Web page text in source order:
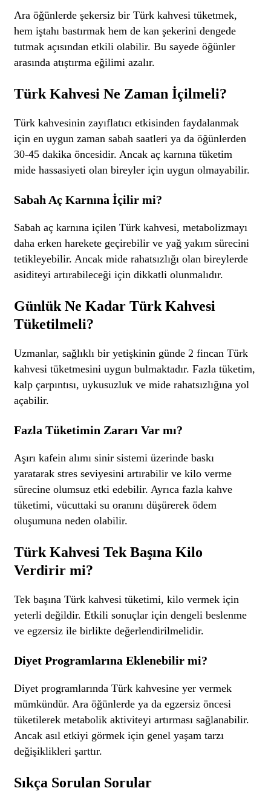
Ara öğünlerde şekersiz bir Türk kahvesi tüketmek,
hem iştahı bastırmak hem de kan şekerini dengede
tutmak açısından etkili olabilir. Bu sayede öğünler
arasında atıştırma eğilimi azalır.
Türk Kahvesi Ne Zaman İçilmeli?
Türk kahvesinin zayıflatıcı etkisinden faydalanmak
için en uygun zaman sabah saatleri ya da öğünlerden
30-45 dakika öncesidir. Ancak aç karnına tüketim
mide hassasiyeti olan bireyler için uygun olmayabilir.
Sabah Aç Karnına İçilir mi?
Sabah aç karnına içilen Türk kahvesi, metabolizmayı
daha erken harekete geçirebilir ve yağ yakım sürecini
tetikleyebilir. Ancak mide rahatsızlığı olan bireylerde
asiditeyi artırabileceği için dikkatli olunmalıdır.
Günlük Ne Kadar Türk Kahvesi
Tüketilmeli?
Uzmanlar, sağlıklı bir yetişkinin günde 2 fincan Türk
kahvesi tüketmesini uygun bulmaktadır. Fazla tüketim,
kalp çarpıntısı, uykusuzluk ve mide rahatsızlığına yol
açabilir.
Fazla Tüketimin Zararı Var mı?
Aşırı kafein alımı sinir sistemi üzerinde baskı
yaratarak stres seviyesini artırabilir ve kilo verme
sürecine olumsuz etki edebilir. Ayrıca fazla kahve
tüketimi, vücuttaki su oranını düşürerek ödem
oluşumuna neden olabilir.
Türk Kahvesi Tek Başına Kilo
Verdirir mi?
Tek başına Türk kahvesi tüketimi, kilo vermek için
yeterli değildir. Etkili sonuçlar için dengeli beslenme
ve egzersiz ile birlikte değerlendirilmelidir.
Diyet Programlarına Eklenebilir mi?
Diyet programlarında Türk kahvesine yer vermek
mümkündür. Ara öğünlerde ya da egzersiz öncesi
tüketilerek metabolik aktiviteyi artırması sağlanabilir.
Ancak asıl etkiyi görmek için genel yaşam tarzı
değişiklikleri şarttır.
Sıkça Sorulan Sorular